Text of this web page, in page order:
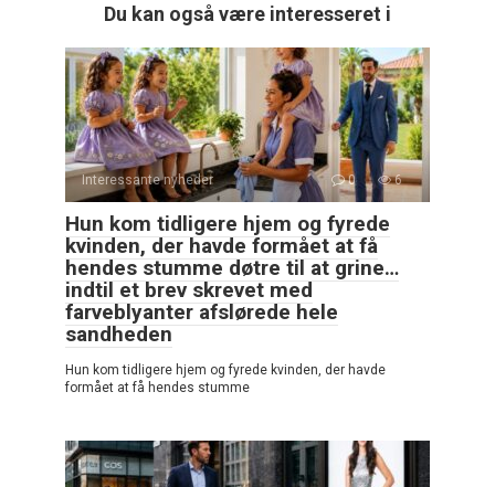
Du kan også være interesseret i
Interessante nyheder 0 6
Hun kom tidligere hjem og fyrede
kvinden, der havde formået at få
hendes stumme døtre til at grine…
indtil et brev skrevet med
farveblyanter afslørede hele
sandheden
Hun kom tidligere hjem og fyrede kvinden, der havde
formået at få hendes stumme